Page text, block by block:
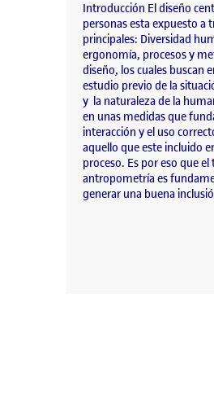
Introducción El diseño
personas esta expuesto a
principales: Diversidad
ergonomía, procesos y
diseño, los cuales buscan
estudio previo de la
y la naturaleza de la
en unas medidas que
interacción y el uso
aquello que este incluido
proceso. Es por eso que el
antropometría es
generar una buena